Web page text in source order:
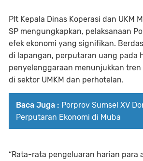
Plt Kepala Dinas Koperasi dan UKM
SP mengungkapkan, pelaksanaan
efek ekonomi yang signifikan.
di lapangan, perputaran uang pada
penyelenggaraan menunjukkan
di sektor UMKM dan perhotelan.
Baca Juga : Porprov Sumsel XV
Perputaran Ekonomi di Muba
“Rata-rata pengeluaran harian para